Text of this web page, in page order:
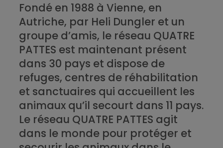
Fondé en 1988 à Vienne, en
Autriche, par Heli Dungler et un
groupe d’amis, le réseau QUATRE
PATTES est maintenant présent
dans 30 pays et dispose de
refuges, centres de réhabilitation
et sanctuaires qui accueillent les
animaux qu’il secourt dans 11 pays.
Le réseau QUATRE PATTES agit
dans le monde pour protéger et